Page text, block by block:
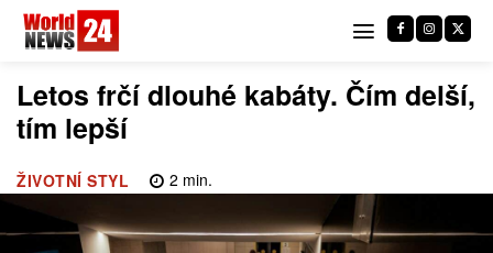
Letos frčí dlouhé kabáty. Čím delší,
tím lepší
ŽIVOTNÍ STYL 2 min.